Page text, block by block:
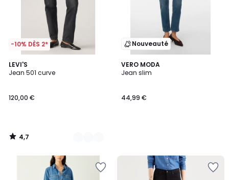
-10% DÈS 2*
LEVI'S
Jean 501 curve
120,00 €
4,7
/ 5
2
Couleurs
4,7
/
Nouveauté
VERO MODA
Jean slim
44,99 €